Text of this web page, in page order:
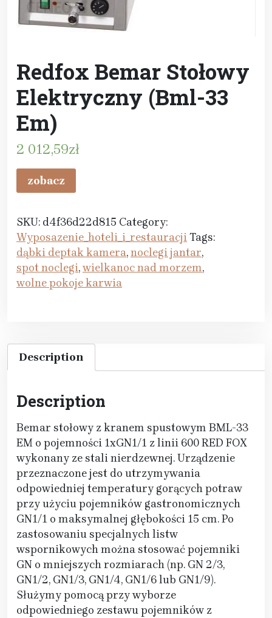
Redfox Bemar Stołowy
Elektryczny (Bml-33
Em)
2 012,59zł
zobacz
SKU: d4f36d22d815 Category:
Wyposazenie_hoteli_i_restauracjiTags:
dąbki deptak kamera,noclegi jantar,
spot noclegi,wielkanoc nad morzem,
wolne pokoje karwia
Description
Description
Bemar stołowy z kranem spustowym BML-33
EM o pojemności 1xGN1/1 z linii 600 RED FOX
wykonany ze stali nierdzewnej. Urządzenie
przeznaczone jest do utrzymywania
odpowiedniej temperatury gorących potraw
przy użyciu pojemników gastronomicznych
GN1/1 o maksymalnej głębokości 15 cm. Po
zastosowaniu specjalnych listw
wspornikowych można stosować pojemniki
GN o mniejszych rozmiarach (np. GN 2/3,
GN1/2, GN1/3, GN1/4, GN1/6 lub GN1/9).
Służymy pomocą przy wyborze
odpowiedniego zestawu pojemników z